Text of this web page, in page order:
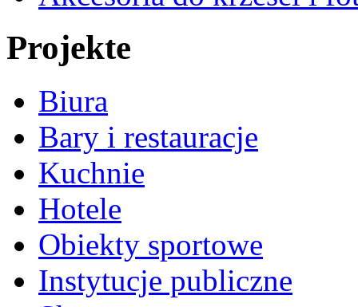
Projekte
Biura
Bary i restauracje
Kuchnie
Hotele
Obiekty sportowe
Instytucje publiczne